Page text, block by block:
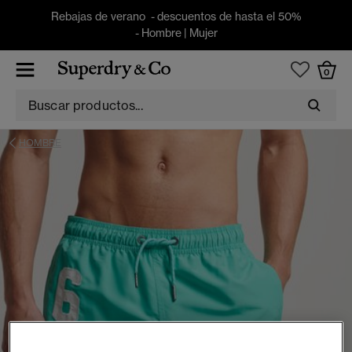
Rebajas de verano - descuentos de hasta el 50%
- Hombre| Mujer
0
HOMBRE